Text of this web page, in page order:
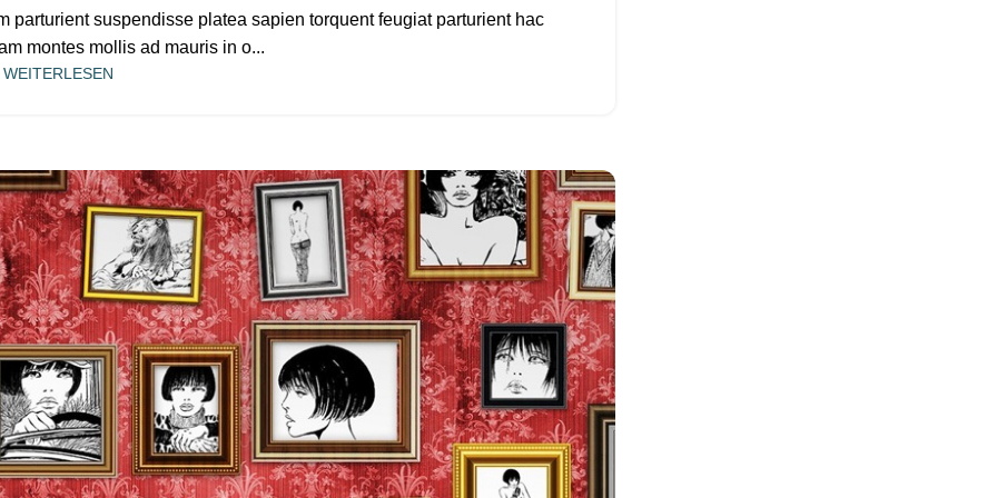
suspendisse platea sapien torquent feugiat parturient hac
montes mollis ad mauris in o...
WEITERLESEN